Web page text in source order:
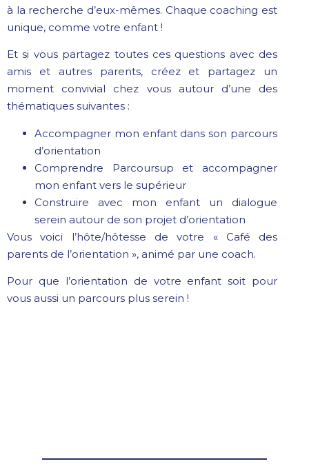
à la recherche d’eux-mêmes. Chaque coaching est
unique, comme votre enfant !
Et si vous partagez toutes ces questions avec des
amis et autres parents, créez et partagez un
moment convivial chez vous autour d’une des
thématiques suivantes :
Accompagner mon enfant dans son parcours
d’orientation
Comprendre Parcoursup et accompagner
mon enfant vers le supérieur
Construire avec mon enfant un dialogue
serein autour de son projet d’orientation
Vous voici l’hôte/hôtesse de votre « Café des
parents de l’orientation », animé par une coach.
Pour que l’orientation de votre enfant soit pour
vous aussi un parcours plus serein !